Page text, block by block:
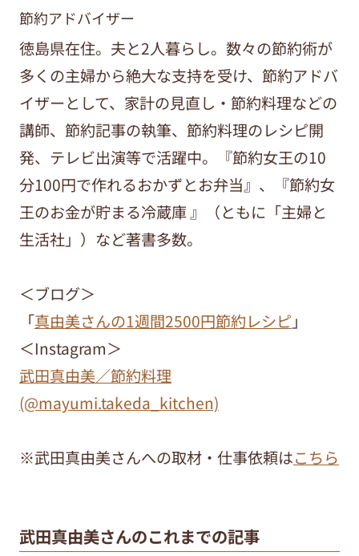
節約アドバイザー
徳島県在住。夫と2人暮らし。数々の節約術が
多くの主婦から絶大な支持を受け、節約アドバ
イザーとして、家計の見直し・節約料理などの
講師、節約記事の執筆、節約料理のレシピ開
発、テレビ出演等で活躍中。『節約女王の10
分100円で作れるおかずとお弁当』、『節約女
王のお金が貯まる冷蔵庫 』（ともに「主婦と
生活社」）など著書多数。
＜ブログ＞
「真由美さんの1週間2500円節約レシピ 」
＜Instagram＞
武田真由美／節約料理
(@mayumi.takeda_kitchen)
※武田真由美さんへの取材・仕事依頼はこちら
武田真由美さんのこれまでの記事